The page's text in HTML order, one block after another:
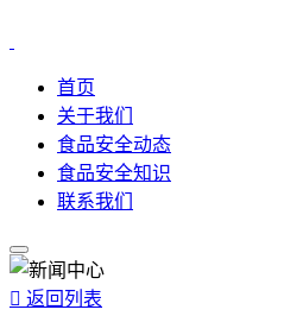
首页
关于我们
食品安全动态
食品安全知识
联系我们
 返回列表